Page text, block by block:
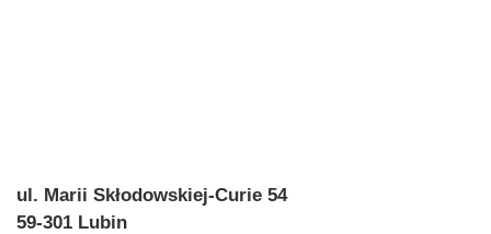
ul. Marii Skłodowskiej-Curie 54
59-301 Lubin